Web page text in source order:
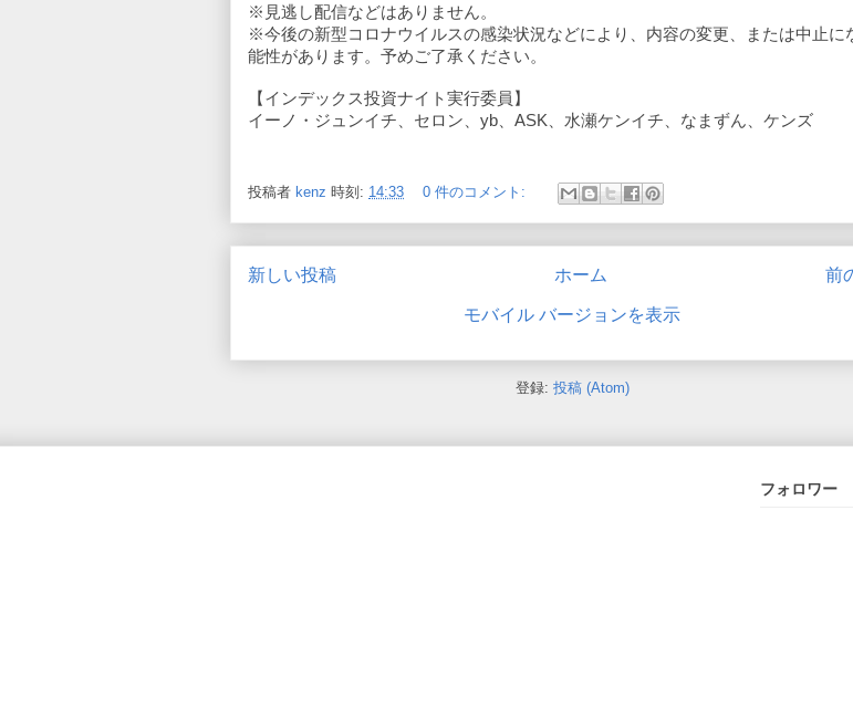
※見逃し配信などはありません。
※今後の新型コロナウイルスの感染状況などにより、内容の変更、または中止に
能性があります。予めご了承ください。
【インデックス投資ナイト実行委員】
イーノ・ジュンイチ、セロン、yb、ASK、水瀬ケンイチ、なまずん、ケンズ
投稿者 kenz 時刻: 14:33 0 件のコメント:
新しい投稿 前
ホーム
モバイル バージョンを表示
登録: 投稿 (Atom)
フォロワー